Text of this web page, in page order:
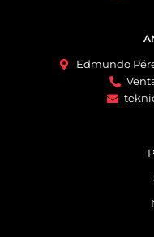
Edmundo